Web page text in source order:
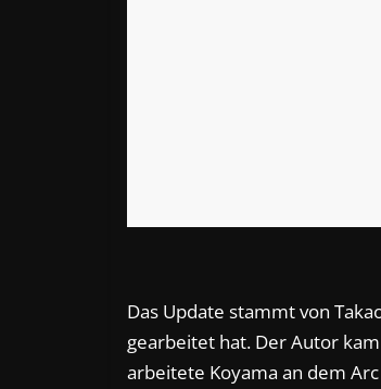
Das Update stammt von
gearbeitet hat. Der Autor
arbeitete Koyama an dem